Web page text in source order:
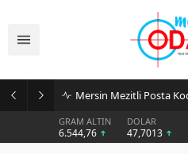
GRAM ALTIN
6.544,76
DOLAR
47,7013